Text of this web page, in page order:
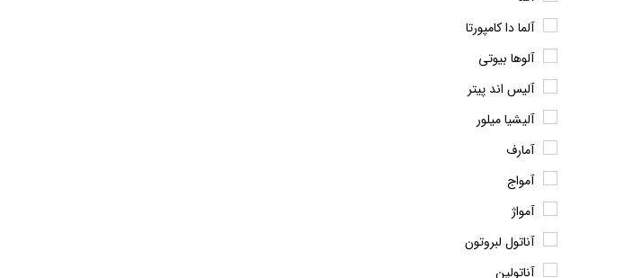
آلما دا کامپورتا
آلوها بیوتی
آلیس اند پیتر
آلیشیا میلور
آمارف
آمواج
آمواژ
آناتول لبروتون
آناتولین